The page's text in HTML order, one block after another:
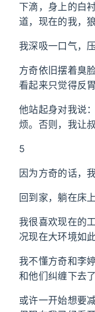
下滴，身上的白
道，现在的我，
我深吸一口气，
方奇依旧摆着臭
看起来只觉得反胃
他站起身对我说
烦。否则，我让
5
因为方奇的话，
回到家，躺在床
我很喜欢现在的
况现在大环境如
我不懂方奇和李
和他们纠缠下去了
或许一开始想要